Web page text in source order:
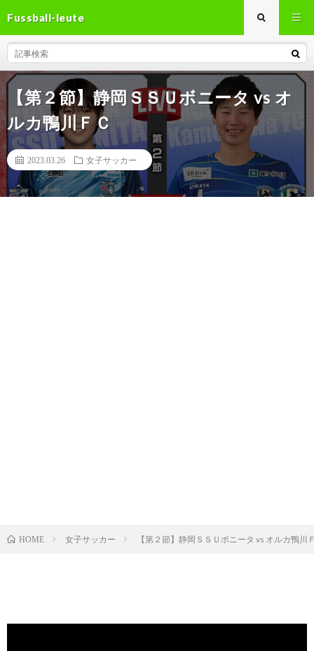
Fussball-leute
【第２節】静岡ＳＳＵボニータ vs オ
ルカ鴨川ＦＣ
2023.03.26 女子サッカー
HOME 女子サッカー 【第２節】静岡ＳＳＵボニータ vs オルカ鴨川